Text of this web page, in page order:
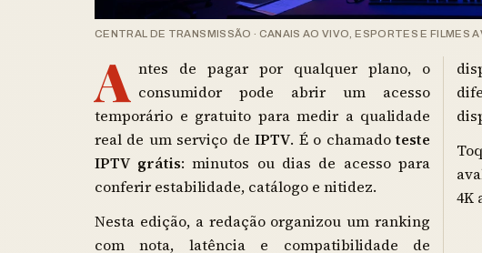
CENTRAL DE TRANSMISSÃO · CANAIS AO VIVO, ESPORTES E FILMES
A ntes de pagar por qualquer plano, o
consumidor pode abrir um acesso
temporário e gratuito para medir a qualidade
real de um serviço de IPTV. É o chamadoteste
IPTV grátis: minutos ou dias de acesso para
conferir estabilidade, catálogo e nitidez.
Nesta edição, a redação organizou um ranking
com nota, latência e compatibilidade de
4K